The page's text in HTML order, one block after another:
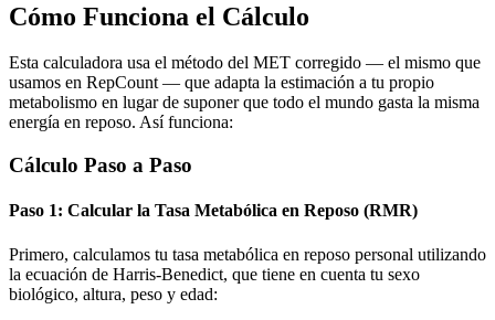
Cómo Funciona el Cálculo
Esta calculadora usa el método del MET corregido — el mismo que
usamos en RepCount — que adapta la estimación a tu propio
metabolismo en lugar de suponer que todo el mundo gasta la misma
energía en reposo. Así funciona:
Cálculo Paso a Paso
Paso 1: Calcular la Tasa Metabólica en Reposo (RMR)
Primero, calculamos tu tasa metabólica en reposo personal utilizando
la ecuación de Harris-Benedict, que tiene en cuenta tu sexo
biológico, altura, peso y edad: